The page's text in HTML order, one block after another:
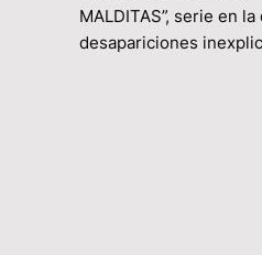
MALDITAS”, serie en
desapariciones